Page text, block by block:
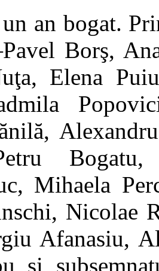
an bogat.
Borş,
Elena
Mihaela
Nicolae
Afanasiu,
şi